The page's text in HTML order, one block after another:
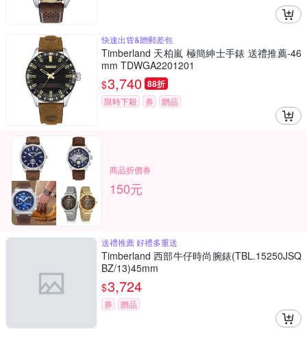
快速出貨&贈郵差包
Timberland 天柏嵐 極簡紳士手錶 送禮推薦-46
mm TDWGA2201201
$3,740 88折
限時下殺 券 贈品
商品折價券
150元
送禮推薦 好禮多重送
Timberland 西部牛仔時尚腕錶(TBL.15250JSQ
BZ/13)45mm
$3,724
券 贈品